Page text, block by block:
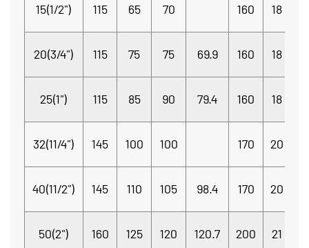
15(1/2") 115 65 70 160 18
20(3/4") 115 75 75 69.9 160 18
25(1") 115 85 90 79.4 160 18
32(11/4") 145 100 100 170 20
40(11/2") 145 110 105 98.4 170 20
50(2") 160 125 120 120.7 200 21